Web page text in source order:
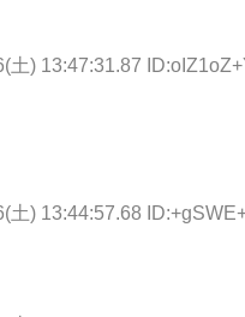
土) 13:47:31.87
土) 13:44:57.68